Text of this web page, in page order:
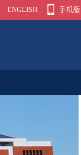
ENGLISH 手机版